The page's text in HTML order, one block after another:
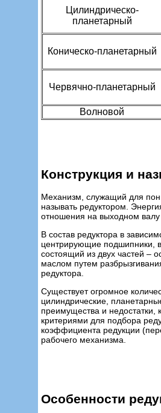
Цилиндрическо-
планетарный
Коническо-планетарный
Червячно-планетарный
Волновой
Конструкция и
Механизм, служащий для
называть редуктором.
отношения на выходном
В состав редуктора в
центрирующие подшипники,
состоящий из двух частей –
маслом путем
редуктора.
Существует огромное
цилиндрические,
преимущества и недостатки,
критериями для подбора
коэффициента редукции
рабочего механизма.
Особенности